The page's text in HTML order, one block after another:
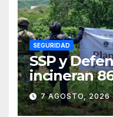
SEGURIDAD
SSP y
incineran
marihuana
7 AGOSTO, 2026